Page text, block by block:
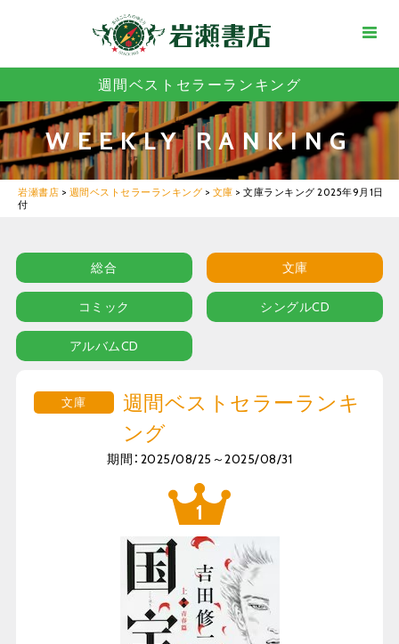
週間ベストセラーランキング
WEEKLY RANKING
岩瀬書店 > 週間ベストセラーランキング > 文庫 > 文庫ランキング 2025年9月1日
付
総合 文庫
コミック シングルCD
アルバムCD
文庫
週間ベストセラーランキ
ング
期間：2025/08/25～2025/08/31